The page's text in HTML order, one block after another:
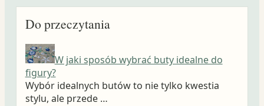
Do przeczytania
W jaki sposób wybrać buty idealne do
figury?
Wybór idealnych butów to nie tylko kwestia
stylu, ale przede …